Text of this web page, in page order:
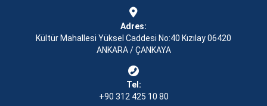
Adres:
Kültür Mahallesi Yüksel Caddesi No:40 Kızılay 06420
ANKARA / ÇANKAYA
Tel:
+90 312 425 10 80